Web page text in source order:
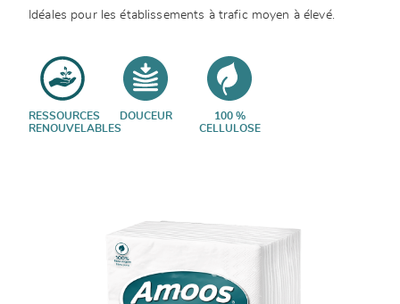
Idéales pour les établissements à trafic moyen à élevé.
RESSOURCES
RENOUVELABLES
DOUCEUR
100 %
CELLULOSE